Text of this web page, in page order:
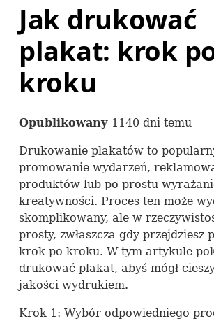
Jak drukować
plakat: krok
kroku
Opublikowany 1140 dni temu
Drukowanie plakatów to
promowanie wydarzeń,
produktów lub po prostu
kreatywności. Proces ten może
skomplikowany, ale w
prosty, zwłaszcza gdy przejdziesz
krok po kroku. W tym artykule
drukować plakat, abyś mógł
jakości wydrukiem.
Krok 1: Wybór odpowiedniego